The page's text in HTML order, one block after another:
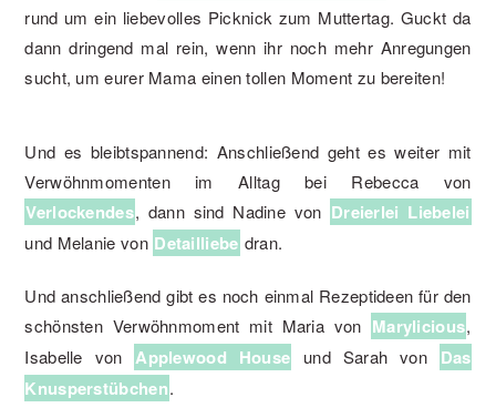
rund um ein liebevolles Picknick zum Muttertag. Guckt da
dann dringend mal rein, wenn ihr noch mehr Anregungen
sucht, um eurer Mama einen tollen Moment zu bereiten!
Und es bleibtspannend: Anschließend geht es weiter mit
Verwöhnmomenten im Alltag bei Rebecca von
Verlockendes, dann sind Nadine von Dreierlei Liebelei
und Melanie von Detailliebe dran.
Und anschließend gibt es noch einmal Rezeptideen für den
schönsten Verwöhnmoment mit Maria von Marylicious,
Isabelle von Applewood House und Sarah von
Das
Knusperstübchen.